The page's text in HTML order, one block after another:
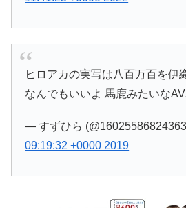
ヒロアカの実写は八百万百を伊
なんでもいいよ 馬鹿みたいな
— すずひら
09:19:32 +0000 2019